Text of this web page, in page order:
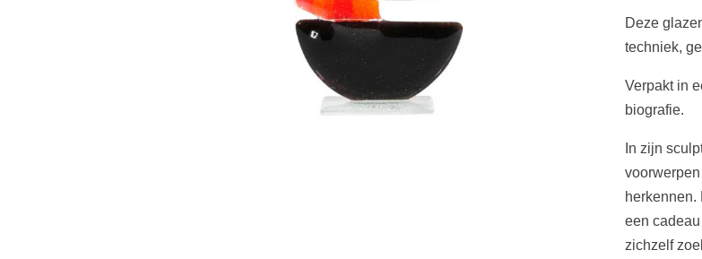
Deze
techniek,
Verpakt in
biografie.
In zijn
herkennen.
een
zichzelf